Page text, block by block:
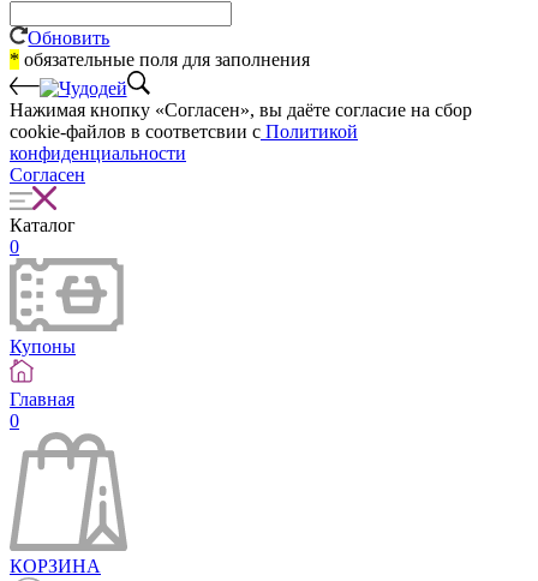
Обновить
* обязательные поля для заполнения
Нажимая кнопку «Согласен», вы даёте cогласие на сбор
cookie-файлов в соответсвии с Политикой
конфиденциальности
Согласен
Каталог
0
Купоны
Главная
0
КОРЗИНА